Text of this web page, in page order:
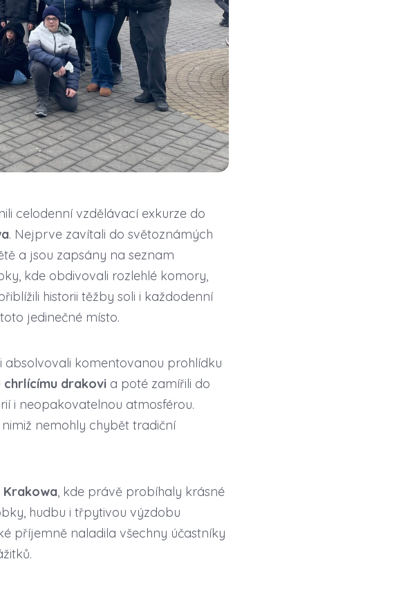
celodenní vzdělávací exkurze do
. Nejprve zavítali do světoznámých
a jsou zapsány na seznam
kde obdivovali rozlehlé komory,
historii těžby soli i každodenní
jedinečné místo.
absolvovali komentovanou prohlídku
chrlícímu drakovia poté zamířili do
i neopakovatelnou atmosférou.
nemohly chybět tradiční
Krakowa, kde právě probíhaly krásné
hudbu i třpytivou výzdobu
příjemně naladila všechny účastníky